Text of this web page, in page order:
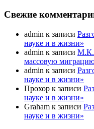
Свежие
admin к записи
науке и в жизни»
admin к записи
массовую
admin к записи
науке и в жизни»
Прохор к записи
науке и в жизни»
Graham к записи
науке и в жизни»